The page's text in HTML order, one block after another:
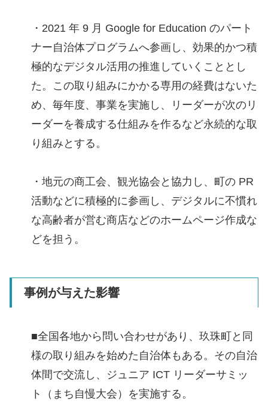
・2021 年 9 月 Google for Education のパート
ナー自治体プログラムへ参画し、効果的かつ積
極的なデジタル活用の推進していくこととし
た。この取り組みにかかる専用の経費はないた
め、毎年度、事業を実施し、リーダーが次のリ
ーダーを養成する仕組みを作るなど永続的な取
り組みとする。
・地元の商工会、観光協会と協力し、町の PR
活動などに積極的に参画し、デジタルに不慣れ
な高齢者が営む商店などのホームページ作成な
どを担う。
事例が与えた影響
■全国各地から問い合わせがあり、玖珠町と同
様の取り組みを始めた自治体もある。その自治
体間で交流し、ジュニア ICT リーダーサミッ
ト（まち自慢大会）を実施する。